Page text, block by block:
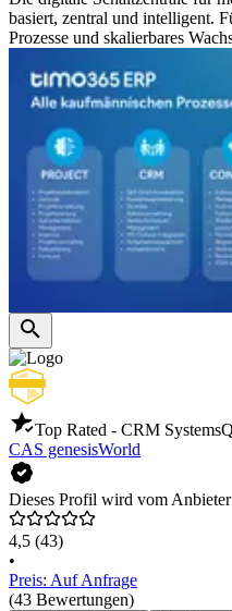
basiert, zentral und intelligent.
Prozesse und skalierbares
Top Rated - CRM Systems
CAS genesisWorld
Dieses Profil wird vom Anbieter
4,5 (43)
•
Preis: Auf Anfrage
(43 Bewertungen)